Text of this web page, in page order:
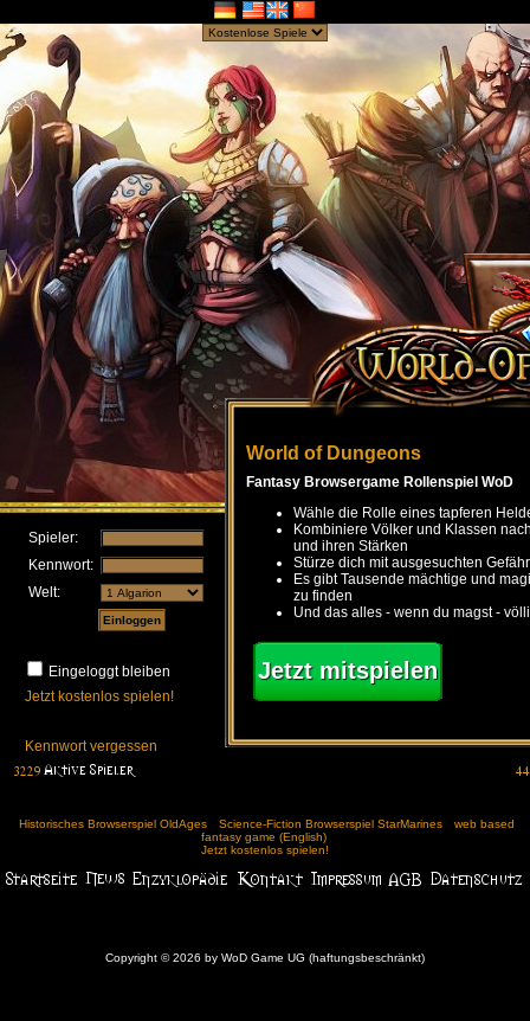
Spieler:
Kennwort:
Welt:
Eingeloggt bleiben
Jetzt kostenlos spielen!
Kennwort vergessen
World of Dungeons
Fantasy Browsergame Rollenspiel WoD
Wähle die Rolle eines tapferen
Kombiniere Völker und Klassen
und ihren Stärken
Stürze dich mit ausgesuchten
Es gibt Tausende mächtige und
zu finden
Und das alles - wenn du magst -
Jetzt mitspielen
Historisches Browserspiel OldAges Science-Fiction Browserspiel StarMarines
web based
fantasy game (English)
Jetzt kostenlos spielen!
Copyright © 2026 by WoD Game UG (haftungsbeschränkt)